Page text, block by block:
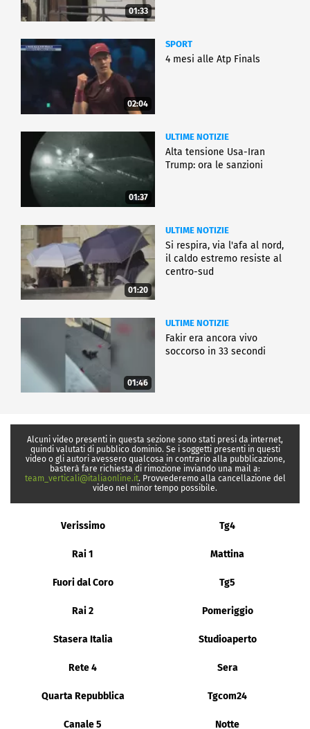
01:33
02:04
SPORT
4 mesi alle Atp Finals
01:37
ULTIME NOTIZIE
Alta tensione Usa-Iran
Trump: ora le sanzioni
01:20
ULTIME NOTIZIE
Si respira, via l'afa al nord,
il caldo estremo resiste al
centro-sud
01:46
ULTIME NOTIZIE
Fakir era ancora vivo
soccorso in 33 secondi
Alcuni video presenti in questa sezione sono stati presi da internet,
quindi valutati di pubblico dominio. Se i soggetti presenti in questi
video o gli autori avessero qualcosa in contrario alla pubblicazione,
basterà fare richiesta di rimozione inviando una mail a:
team_verticali@italiaonline.it. Provvederemo alla cancellazione del
video nel minor tempo possibile.
Verissimo Tg4
Rai 1 Mattina
Fuori dal Coro Tg5
Rai 2 Pomeriggio
Stasera Italia Studioaperto
Rete 4 Sera
Quarta Repubblica Tgcom24
Canale 5 Notte